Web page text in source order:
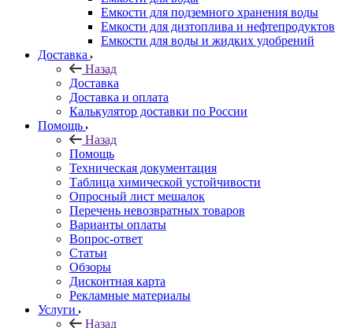
Емкости для подземного хранения воды
Емкости для дизтоплива и нефтепродуктов
Емкости для воды и жидких удобрений
Доставка
Назад
Доставка
Доставка и оплата
Калькулятор доставки по России
Помощь
Назад
Помощь
Техническая документация
Таблица химической устойчивости
Опросный лист мешалок
Перечень невозвратных товаров
Варианты оплаты
Вопрос-ответ
Статьи
Обзоры
Дисконтная карта
Рекламные материалы
Услуги
Назад